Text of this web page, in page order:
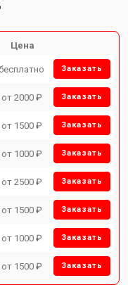
Цена
Заказать
от 2000 ₽ Заказать
от 1500 ₽ Заказать
от 1000 ₽ Заказать
от 2500 ₽ Заказать
от 1500 ₽ Заказать
от 1000 ₽ Заказать
от 1500 ₽ Заказать